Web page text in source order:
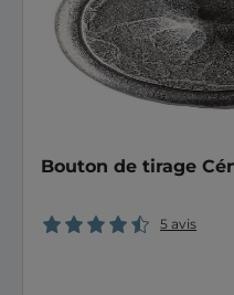
Bouton de tirage
5 avis